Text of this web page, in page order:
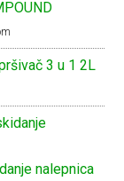
3 u 1 2L
nalepnica